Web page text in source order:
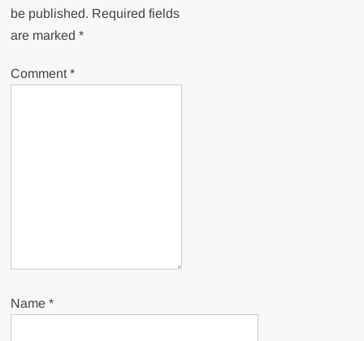
be published. Required fields
are marked*
Comment*
Name*